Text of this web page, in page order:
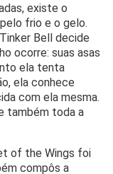
existe o
frio e o gelo.
Bell decide
ocorre: suas asas
ela tenta
ela conhece
com ela mesma.
também toda a
of the Wings foi
compôs a